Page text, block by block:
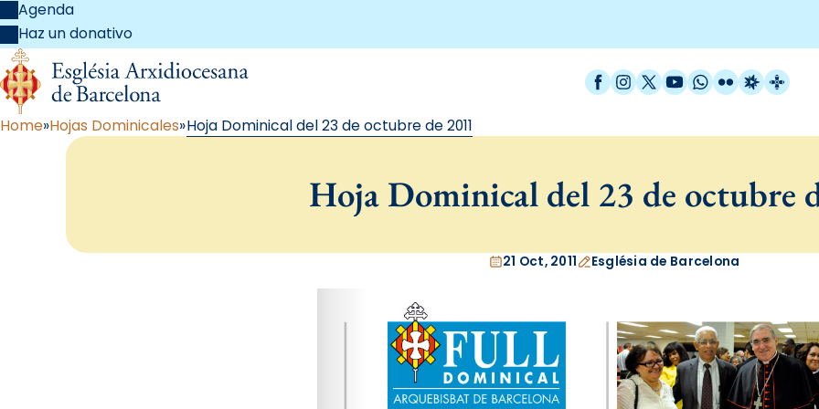
Agenda
Haz un donativo
Facebook
Instagram
X / Twitter
YouTube
WhatsApp
FlickrRadio
Home Hojas Dominicales Hoja Dominical del 23 de octubre de 2011
Hoja Dominical del 23 de octubre
21 Oct, 2011 Església de Barcelona